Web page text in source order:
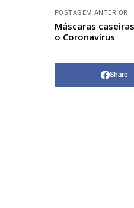
POSTAGEM ANTERIOR
Máscaras
o Coronavírus
Share